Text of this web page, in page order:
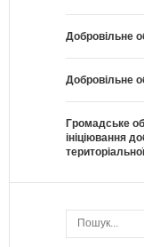
Добровільне
Добровільне
Громадське
ініціювання